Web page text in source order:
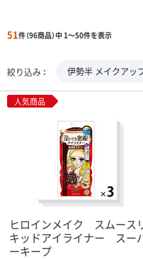
51件（96商品）中 1～50件を表示
絞り込み 伊勢半 メイクアッ
人気商品
ヒロインメイク スムース
キッドアイライナー スー
ーキープ